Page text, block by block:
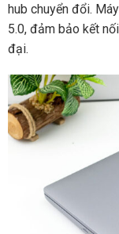
hub chuyển đổi.
5.0, đảm bảo kết
đại.